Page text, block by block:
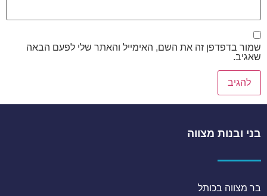
שמור בדפדפן זה את השם, האימייל והאתר שלי לפעם הבאה
שאגיב.
בני ובנות מצווה
בר מצווה בכותל